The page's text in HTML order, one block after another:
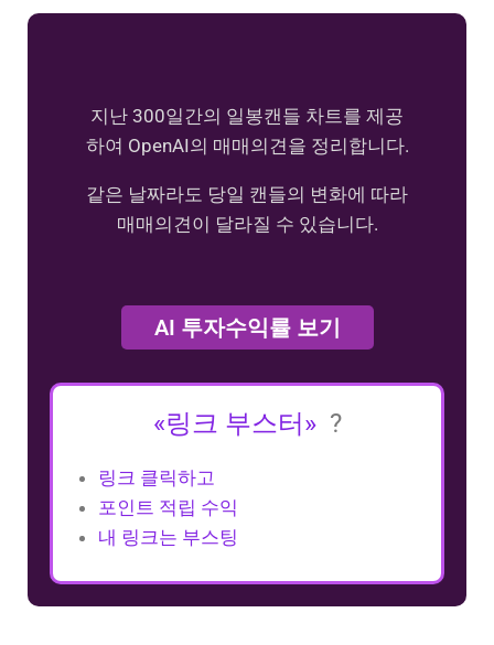
지난 300일간의 일봉캔들 차트를 제공
하여 OpenAI의 매매의견을 정리합니다.
같은 날짜라도 당일 캔들의 변화에 따라
매매의견이 달라질 수 있습니다.
AI 투자수익률 보기
«링크 부스터» ?
링크 클릭하고
포인트 적립 수익
내 링크는 부스팅